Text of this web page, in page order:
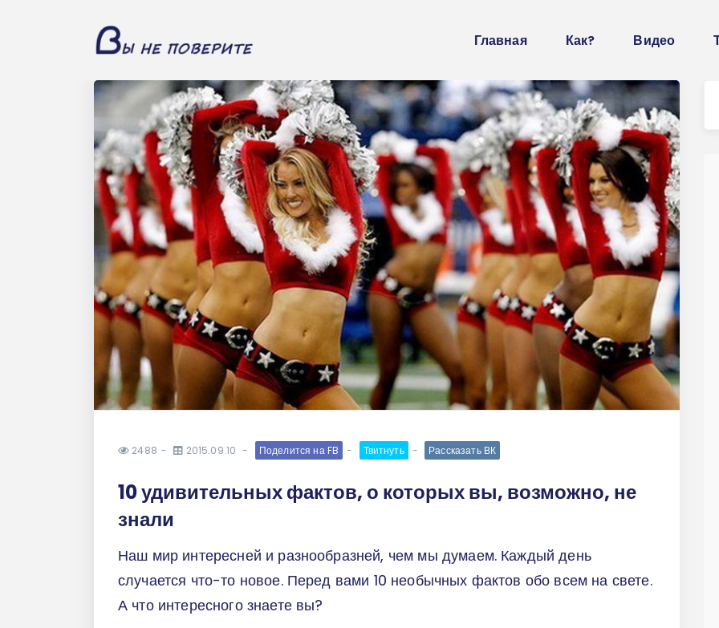
Главная Как? Видео
2488 2015.09.10 Поделится на FB Твитнуть Рассказать ВК
10 удивительных фактов, о которых вы, возможно, не
знали
Наш мир интересней и разнообразней, чем мы думаем. Каждый день
случается что-то новое. Перед вами 10 необычных фактов обо всем на свете.
А что интересного знаете вы?